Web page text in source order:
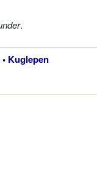
.
• Kuglepen